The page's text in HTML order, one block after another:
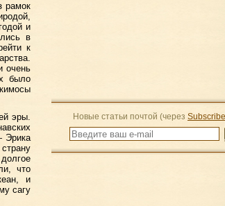
рамок
и
в
к
очень
было
эры.
Эрика
что
и
сагу
Новые статьи почтой (через